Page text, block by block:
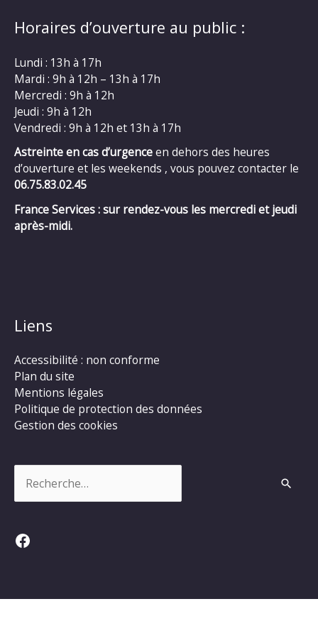
Horaires d’ouverture au public :
Lundi : 13h à 17h
Mardi : 9h à 12h – 13h à 17h
Mercredi : 9h à 12h
Jeudi : 9h à 12h
Vendredi : 9h à 12h et 13h à 17h
Astreinte en cas d’urgenceen dehors des heures
d’ouverture et les weekends , vous pouvez contacter le
06.75.83.02.45
France Services : sur rendez-vous les mercredi et jeudi
après-midi.
Liens
Accessibilité : non conforme
Plan du site
Mentions légales
Politique de protection des données
Gestion des cookies
Facebook